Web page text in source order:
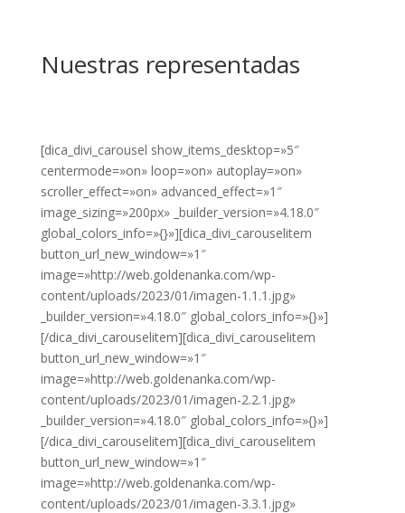
Nuestras representadas
[dica_divi_carousel show_items_desktop=»5″
centermode=»on» loop=»on» autoplay=»on»
scroller_effect=»on» advanced_effect=»1″
image_sizing=»200px» _builder_version=»4.18.0″
global_colors_info=»{}»][dica_divi_carouselitem
button_url_new_window=»1″
image=»http://web.goldenanka.com/wp-
content/uploads/2023/01/imagen-1.1.1.jpg»
_builder_version=»4.18.0″ global_colors_info=»{}»]
[/dica_divi_carouselitem][dica_divi_carouselitem
button_url_new_window=»1″
image=»http://web.goldenanka.com/wp-
content/uploads/2023/01/imagen-2.2.1.jpg»
_builder_version=»4.18.0″ global_colors_info=»{}»]
[/dica_divi_carouselitem][dica_divi_carouselitem
button_url_new_window=»1″
image=»http://web.goldenanka.com/wp-
content/uploads/2023/01/imagen-3.3.1.jpg»